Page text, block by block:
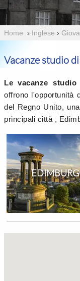
Home › Inglese ›
Vacanze studio
Le vacanze
offrono l'opportunità
del Regno Unito,
principali città ,